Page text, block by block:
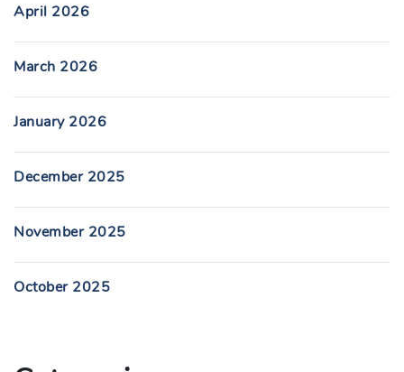
April 2026
March 2026
January 2026
December 2025
November 2025
October 2025